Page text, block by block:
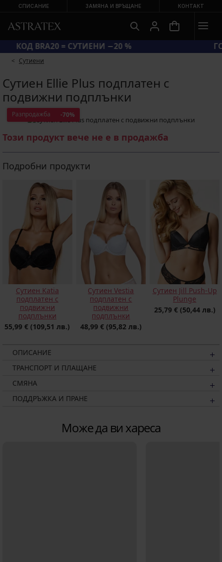
СПИСАНИЕ ЗАМЯНА И ВРЪЩАНЕ КОНТАКТ
КОД BRA20 = СУТИЕНИ −20 %
Сутиени
Сутиен Ellie Plus подплатен с
подвижни подплънки
Разпродажба -70%
Този продукт вече не е в продажба
Подробни продукти
Сутиен Katia
подплатен с
подвижни
подплънки
55,99 € (109,51 лв.)
Сутиен Vestia
подплатен с
подвижни
подплънки
48,99 € (95,82 лв.)
Сутиен Jill Push-Up
Plunge
25,79 € (50,44 лв.)
ОПИСАНИЕ
ТРАНСПОРТ И ПЛАЩАНЕ
СМЯНА
ПОДДРЪЖКА И ПРАНЕ
Може да ви хареса